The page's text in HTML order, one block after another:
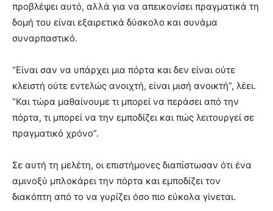
προβλέψει αυτό, αλλά για να απεικονίσει πραγματικά τη
δομή του είναι εξαιρετικά δύσκολο και συνάμα
συναρπαστικό.
“Είναι σαν να υπάρχει μια πόρτα και δεν είναι ούτε
κλειστή ούτε εντελώς ανοιχτή, είναι μισή ανοικτή”, λέει.
“Και τώρα μαθαίνουμε τι μπορεί να περάσει από την
πόρτα, τι μπορεί να την εμποδίζει και πώς λειτουργεί σε
πραγματικό χρόνο”.
Σε αυτή τη μελέτη, οι επιστήμονες διαπίστωσαν ότι ένα
αμινοξύ μπλοκάρει την πόρτα και εμποδίζει τον
διακόπτη από το να γυρίζει όσο πιο εύκολα γίνεται.